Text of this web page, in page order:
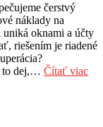
čerstvý
náklady na
oknami a účty
riešením je riadené
to dej,… Čítať viac